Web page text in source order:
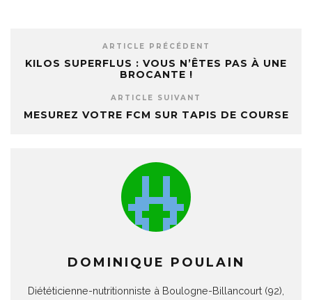
ARTICLE PRÉCÉDENT
KILOS SUPERFLUS : VOUS N’ÊTES PAS À UNE
BROCANTE !
ARTICLE SUIVANT
MESUREZ VOTRE FCM SUR TAPIS DE COURSE
DOMINIQUE POULAIN
Diététicienne-nutritionniste à Boulogne-Billancourt (92),